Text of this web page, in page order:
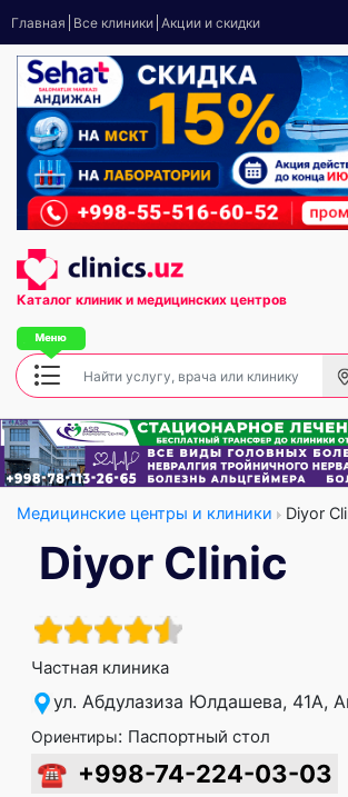
Главная Все клиники Акции и скидки
Каталог клиник и медицинских центров
Медицинские центры и клиники Diyor
Diyor Clinic
Частная клиника
ул. Абдулазиза Юлдашева, 41А,
Ориентиры: Паспортный стол
☎ +998-74-224-03-03